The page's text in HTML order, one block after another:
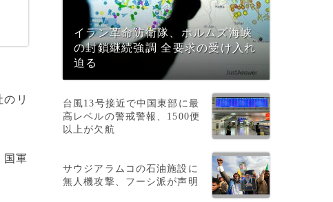
リ
国軍
イラン革命防衛隊、ホルムズ海峡
の封鎖継続強調 全要求の受け入れ
迫る
台風13号接近で中国東部に最
高レベルの警戒警報、1500便
以上が欠航
サウジアラムコの石油施設に
無人機攻撃、フーシ派が声明